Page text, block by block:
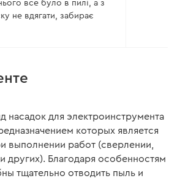
все було в пилі, а з
не вдягати, забирає
насадок для электроинструмента
которых является
выполнении работ (сверлении,
других). Благодаря особенностям
тщательно отводить пыль и